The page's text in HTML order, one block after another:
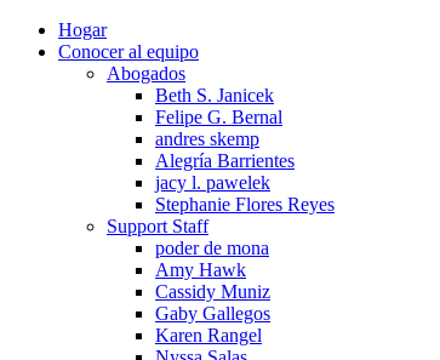
Hogar
Conocer al equipo
Abogados
Beth S. Janicek
Felipe G. Bernal
andres skemp
Alegría Barrientes
jacy l. pawelek
Stephanie Flores Reyes
Support Staff
poder de mona
Amy Hawk
Cassidy Muniz
Gaby Gallegos
Karen Rangel